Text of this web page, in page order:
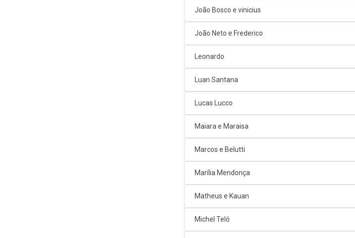
João Bosco e vinicius
João Neto e Frederico
Leonardo
Luan Santana
Lucas Lucco
Maiara e Maraisa
Marcos e Belutti
Marília Mendonça
Matheus e Kauan
Michel Teló